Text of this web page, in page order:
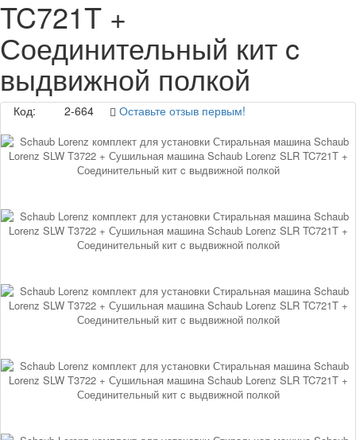
TC721T +
Соединительный кит c
выдвижной полкой
Код: 2-664 Оставьте отзыв первым!